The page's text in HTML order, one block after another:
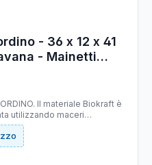
- 36 x 12 x 41
- Mainetti
Il materiale Biokraft è
utilizzando maceri
a garantire costanza di
riciclabile e
Colore: avana. Carta